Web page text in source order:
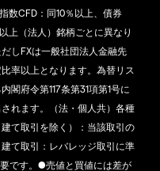
数CFD：同10％以上、債券
上（法人）銘柄ごとに異なり
しFXは一般社団法人金融先
率以上となります。為替リス
閣府令第117条第31項第1号に
れます。（法・個人共）各種
て取引を除く）：当該取引の
て取引：レバレッジ取引に準
です。●売値と買値には差が